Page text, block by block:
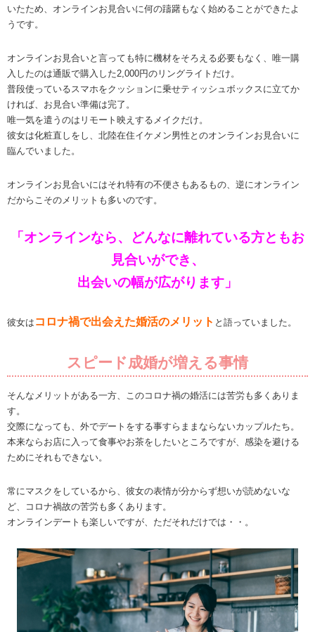
いたため、オンラインお見合いに何の躊躇もなく始めることができたよ
うです。
オンラインお見合いと言っても特に機材をそろえる必要もなく、唯一購
入したのは通販で購入した2,000円のリングライトだけ。
普段使っているスマホをクッションに乗せティッシュボックスに立てか
ければ、お見合い準備は完了。
唯一気を遣うのはリモート映えするメイクだけ。
彼女は化粧直しをし、北陸在住イケメン男性とのオンラインお見合いに
臨んでいました。
オンラインお見合いにはそれ特有の不便さもあるもの、逆にオンライン
だからこそのメリットも多いのです。
「オンラインなら、どんなに離れている方ともお
見合いができ、
出会いの幅が広がります」
彼女は コロナ禍で出会えた婚活のメリット と語っていました。
スピード成婚が増える事情
そんなメリットがある一方、このコロナ禍の婚活には苦労も多くありま
す。
交際になっても、外でデートをする事すらままならないカップルたち。
本来ならお店に入って食事やお茶をしたいところですが、感染を避ける
ためにそれもできない。
常にマスクをしているから、彼女の表情が分からず想いが読めないな
ど、コロナ禍故の苦労も多くあります。
オンラインデートも楽しいですが、ただそれだけでは・・。